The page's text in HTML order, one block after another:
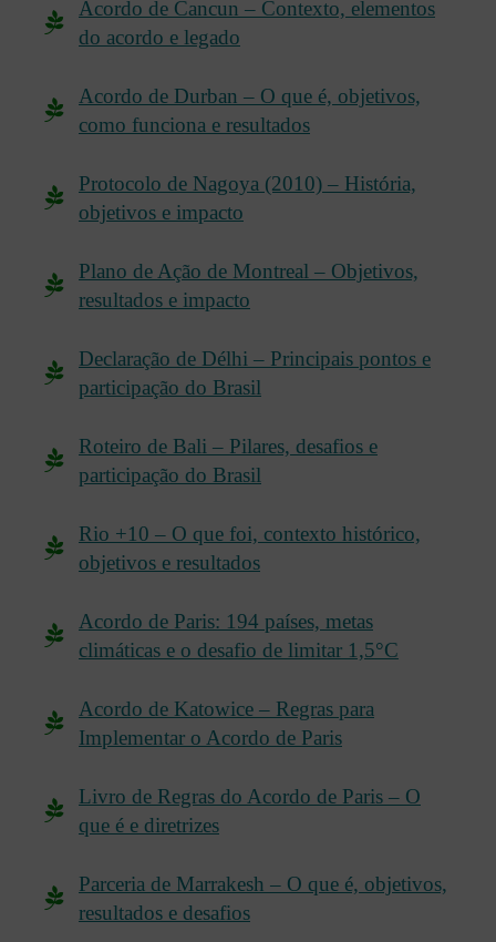
Acordo de Cancun – Contexto, elementos
do acordo e legado
Acordo de Durban – O que é, objetivos,
como funciona e resultados
Protocolo de Nagoya (2010) – História,
objetivos e impacto
Plano de Ação de Montreal – Objetivos,
resultados e impacto
Declaração de Délhi – Principais pontos e
participação do Brasil
Roteiro de Bali – Pilares, desafios e
participação do Brasil
Rio +10 – O que foi, contexto histórico,
objetivos e resultados
Acordo de Paris: 194 países, metas
climáticas e o desafio de limitar 1,5°C
Acordo de Katowice – Regras para
Implementar o Acordo de Paris
Livro de Regras do Acordo de Paris – O
que é e diretrizes
Parceria de Marrakesh – O que é, objetivos,
resultados e desafios